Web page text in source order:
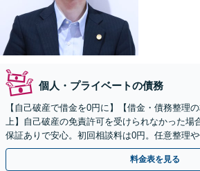
個人・プライベートの債務
【自己破産で借金を0円に】【借金・債務整理
上】自己破産の免責許可を受けられなかった場
保証ありで安心。初回相談料は0円。任意整理
【土日祝日・夜間も相談受付】【費用の分割払
料金表を見る